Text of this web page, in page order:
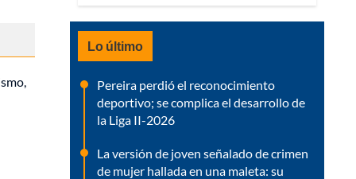
Lo último
Pereira perdió el reconocimiento
deportivo; se complica el desarrollo de
la Liga II-2026
La versión de joven señalado de crimen
de mujer hallada en una maleta: su